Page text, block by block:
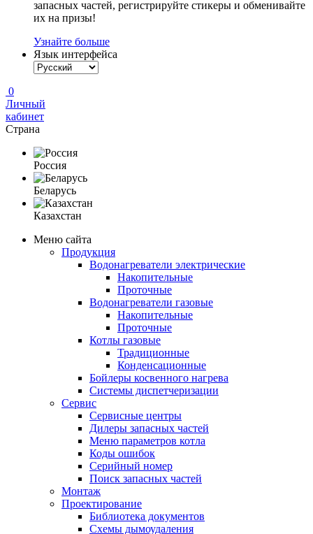
запасных частей, регистрируйте стикеры и обменивайте
их на призы!
Узнайте больше
Язык интерфейса
0
Личный
кабинет
Страна
Россия
Беларусь
Казахстан
Меню сайта
Продукция
Водонагреватели электрические
Накопительные
Проточные
Водонагреватели газовые
Накопительные
Проточные
Котлы газовые
Традиционные
Конденсационные
Бойлеры косвенного нагрева
Системы диспетчеризации
Сервис
Сервисные центры
Дилеры запасных частей
Меню параметров котла
Коды ошибок
Серийный номер
Поиск запасных частей
Монтаж
Проектирование
Библиотека документов
Схемы дымоудаления